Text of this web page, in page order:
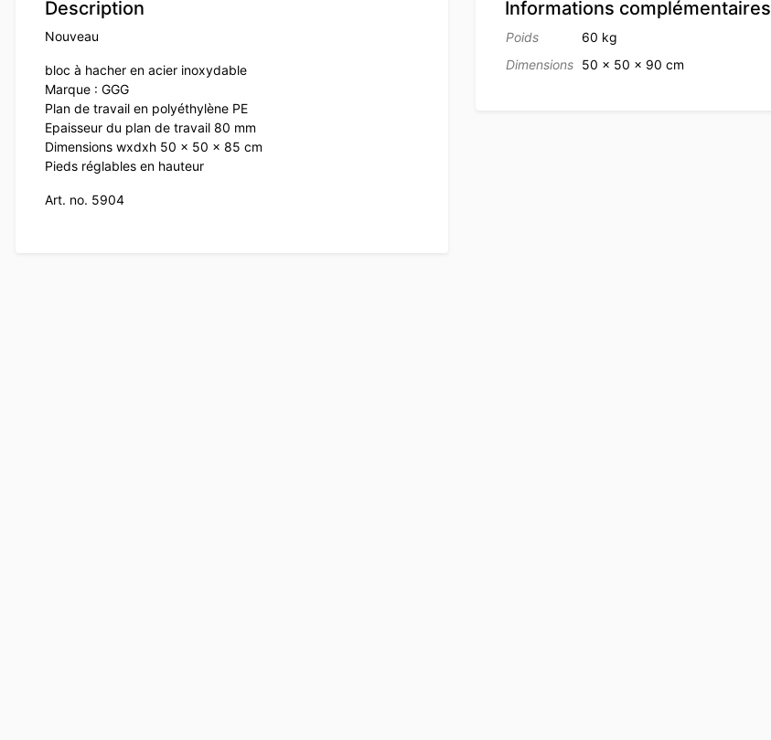
Description
Nouveau
bloc à hacher en acier inoxydable
Marque : GGG
Plan de travail en polyéthylène PE
Epaisseur du plan de travail 80 mm
Dimensions wxdxh 50 x 50 x 85 cm
Pieds réglables en hauteur
Art. no. 5904
Informations complémentaires
Poids
60 kg
Dimensions
50 × 50 × 90 cm